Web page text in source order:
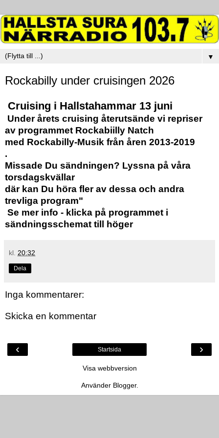
▼
Rockabilly under cruisingen 2026
Cruising i Hallstahammar 13 juni
Under årets cruising återutsände vi repriser
av programmet Rockabiilly Natch
med Rockabilly-Musik från åren 2013-2019
.
Missade Du sändningen? Lyssna på våra
torsdagskvällar
där kan Du höra fler av dessa och andra
trevliga program"
Se mer info - klicka på programmet i
sändningsschemat till höger
kl. 20:32
Dela
Inga kommentarer:
Skicka en kommentar
‹ ›
Startsida
Visa webbversion
Använder Blogger.